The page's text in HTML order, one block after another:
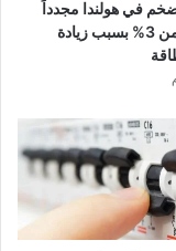
في هولندا مجدداً
إلى أكثر من 3% بسبب زيادة